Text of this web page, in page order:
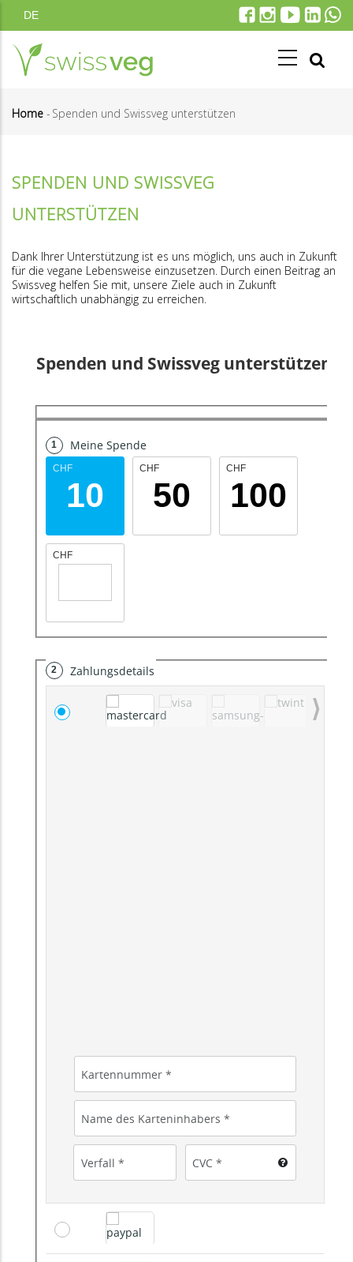
Direkt
zum
Inhalt
DE
Home - Spenden und Swissveg unterstützen
SPENDEN UND SWISSVEG
UNTERSTÜTZEN
Dank Ihrer Unterstützung ist es uns möglich, uns auch in Zukunft
für die vegane Lebensweise einzusetzen. Durch einen Beitrag an
Swissveg helfen Sie mit, unsere Ziele auch in Zukunft
wirtschaftlich unabhängig zu erreichen.